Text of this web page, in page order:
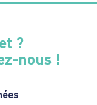
?
nous !